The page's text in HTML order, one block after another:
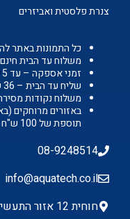
צנרת פלסטית ואביזרים
כל התמונות באתר
משלוח עד הבית חינם
זמני אספקה – עד 5 ימי עסקים
שליח עד הבית – 36 ש"ח
משלוח נקודות מסירה –
באזורים מרוחקים
תוספת של 100 ש"ח להתקנה
08-9248514
info@aquatech.co.il
חוחית 12 אזור התעשייה החדש רמלה